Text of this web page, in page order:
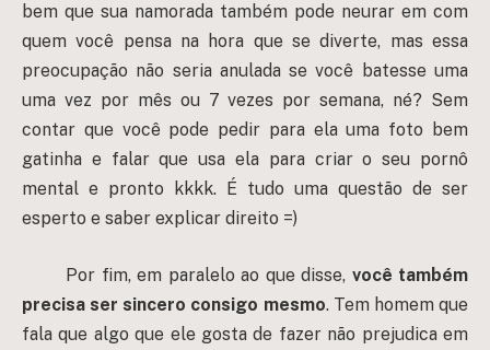
bem que sua namorada também pode neurar em com
quem você pensa na hora que se diverte, mas essa
preocupação não seria anulada se você batesse uma
uma vez por mês ou 7 vezes por semana, né? Sem
contar que você pode pedir para ela uma foto bem
gatinha e falar que usa ela para criar o seu pornô
mental e pronto kkkk. É tudo uma questão de ser
esperto e saber explicar direito =)
Por fim, em paralelo ao que disse, você também
precisa ser sincero consigo mesmo. Tem homem que
fala que algo que ele gosta de fazer não prejudica em